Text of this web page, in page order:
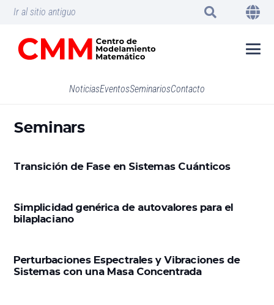
Ir al sitio antiguo
NoticiasEventosSeminariosContacto
Seminars
Transición de Fase en Sistemas Cuánticos
Simplicidad genérica de autovalores para el
bilaplaciano
Perturbaciones Espectrales y Vibraciones de
Sistemas con una Masa Concentrada